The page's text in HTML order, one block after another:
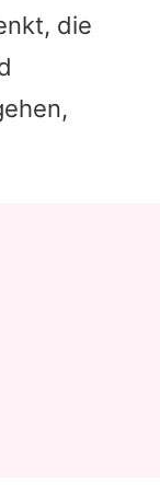
die